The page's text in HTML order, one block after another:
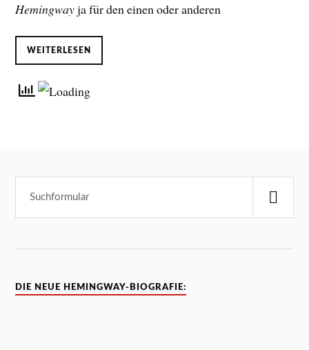
Hemingwayja für den einen oder anderen
WEITERLESEN
DIE NEUE HEMINGWAY-BIOGRAFIE: